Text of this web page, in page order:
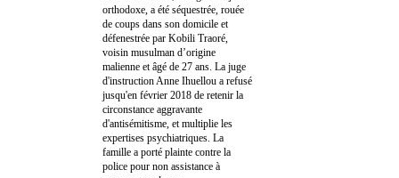
orthodoxe, a été séquestrée, rouée
de coups dans son domicile et
défenestrée par Kobili Traoré,
voisin musulman d’origine
malienne et âgé de 27 ans. La juge
d'instruction Anne Ihuellou a refusé
jusqu'en février 2018 de retenir la
circonstance aggravante
d'antisémitisme, et multiplie les
expertises psychiatriques. La
famille a porté plainte contre la
police pour non assistance à